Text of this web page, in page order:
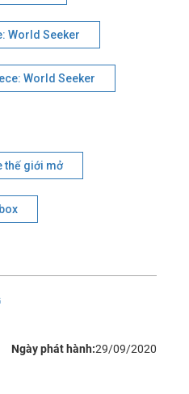
World Seeker
World Seeker
thế giới mở
Ngày phát hành:29/09/2020